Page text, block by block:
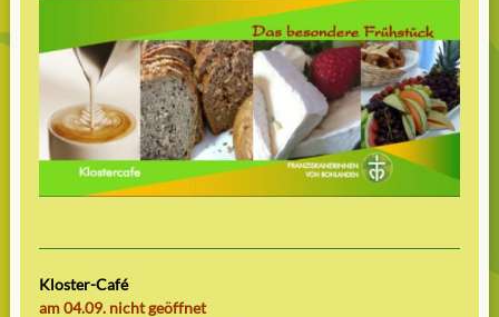
Kloster-Café
am 04.09. nicht geöffnet